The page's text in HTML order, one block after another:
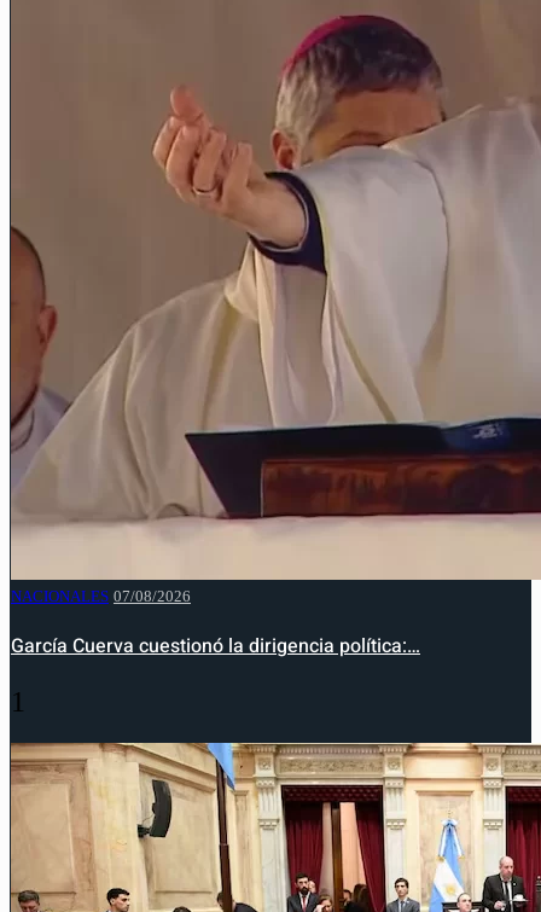
NACIONALES 07/08/2026
García Cuerva cuestionó la dirigencia política:…
1